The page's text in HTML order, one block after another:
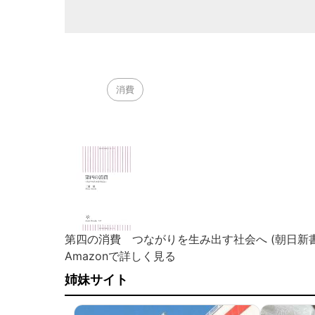
消費
第四の消費 つながりを生み出す社会へ (朝日新
Amazonで詳しく見る
姉妹サイト